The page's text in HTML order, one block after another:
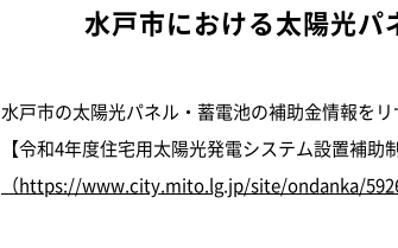
水戸市における太陽光パ
水戸市の太陽光パネル・蓄電池の補助金情報を
【令和4年度住宅用太陽光発電システム設置補助制
（https://www.city.mito.lg.jp/site/ondanka/